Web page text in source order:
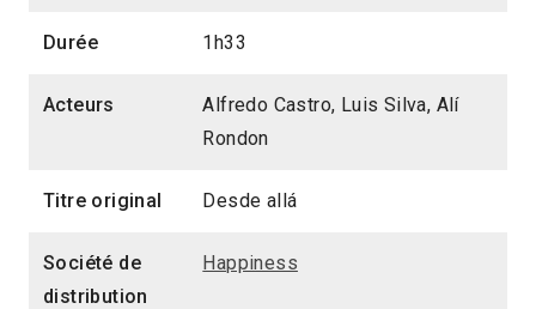
Durée 1h33
Acteurs
Alfredo Castro, Luis Silva, Alí
Rondon
Titre original Desde allá
Société de
distribution
Happiness